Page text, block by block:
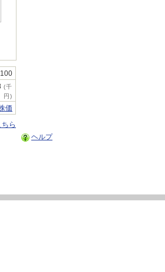
(千
円)
価
ら
ヘルプ